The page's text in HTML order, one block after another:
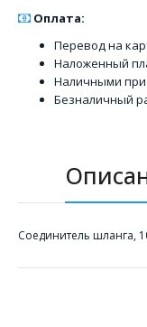
Оплата:
Перевод на
Наложенный
Наличными
Безналичный
Соединитель шланга,